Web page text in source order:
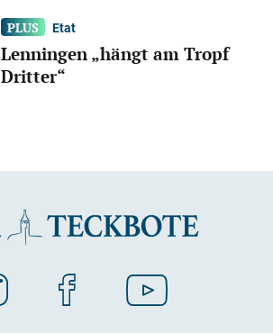
Etat
Lenningen „hängt am Tropf
Dritter“